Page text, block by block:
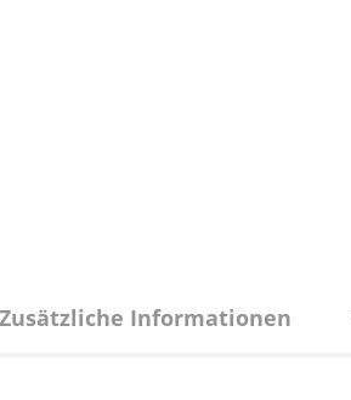
Zusätzliche Informationen